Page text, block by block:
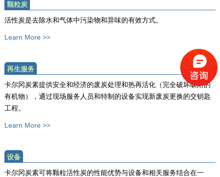
颗粒炭
活性炭是去除水和气体中污染物和异味的有效方式。
Learn More >>
再生服务
卡尔冈炭素提供安全和经济的废炭处理和热再活化（完全破坏吸附的
有机物），通过现场服务人员和特制的设备实现新废炭更换的交钥匙
工程。
Learn More >>
设备
卡尔冈炭素可将颗粒活性炭的性能优势与设备和相关服务结合在一